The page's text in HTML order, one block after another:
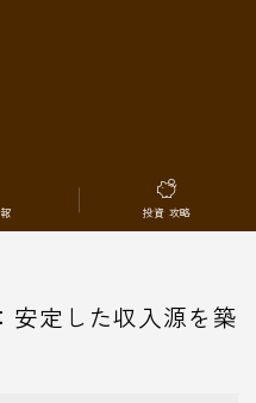
投資 攻略
安定した収入源を築